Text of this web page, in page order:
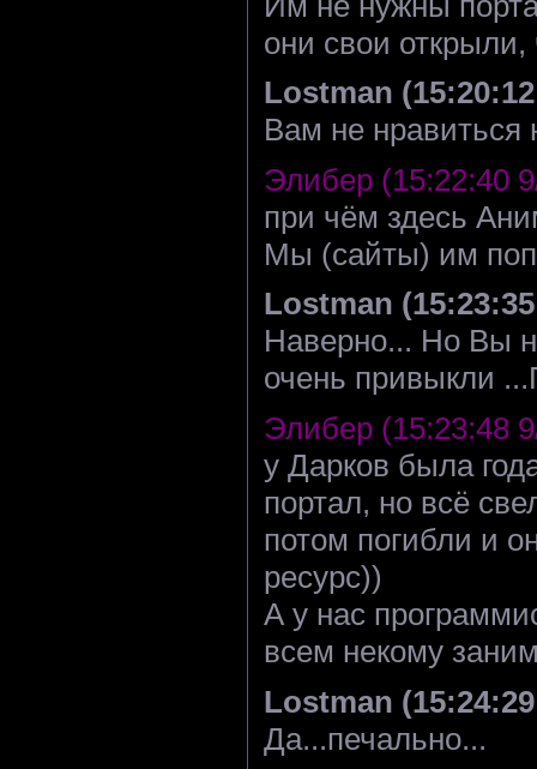
они свои
Lostman
Вам не
Элибер (15:22:40
при чём здесь
Мы (сайты) им
Lostman
Наверно... Но Вы
очень привыкли
Элибер (15:23:48
у Дарков была
портал, но всё
потом погибли и
ресурс))
А у нас
всем некому
Lostman
Да...печально...